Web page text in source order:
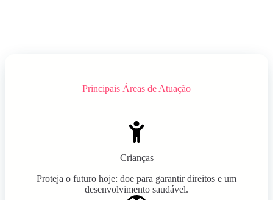
Principais Áreas de Atuação
Crianças
Proteja o futuro hoje: doe para garantir direitos e um
desenvolvimento saudável.